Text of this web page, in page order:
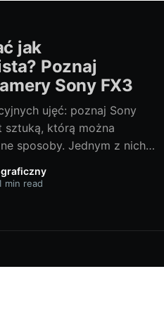
jak
Poznaj
Sony FX3
ujęć: poznaj Sony
sztuką, którą można
sposoby. Jednym z nich
sprzętu. Dziś,
Ci niesamowite
Sprawdźmy, jak sony
min read